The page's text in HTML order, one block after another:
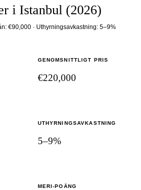
i Istanbul (2026)
: €90,000 · Uthyrningsavkastning: 5–9%
GENOMSNITTLIGT PRIS
€220,000
UTHYRNINGSAVKASTNING
5–9%
MERI-POÄNG